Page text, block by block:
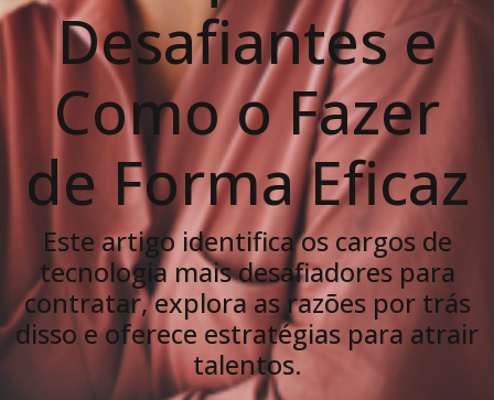
Desafiantes e
Como o Fazer
de Forma Eficaz
Este artigo identifica os cargos de
tecnologia mais desafiadores para
contratar, explora as razões por trás
disso e oferece estratégias para atrair
talentos.